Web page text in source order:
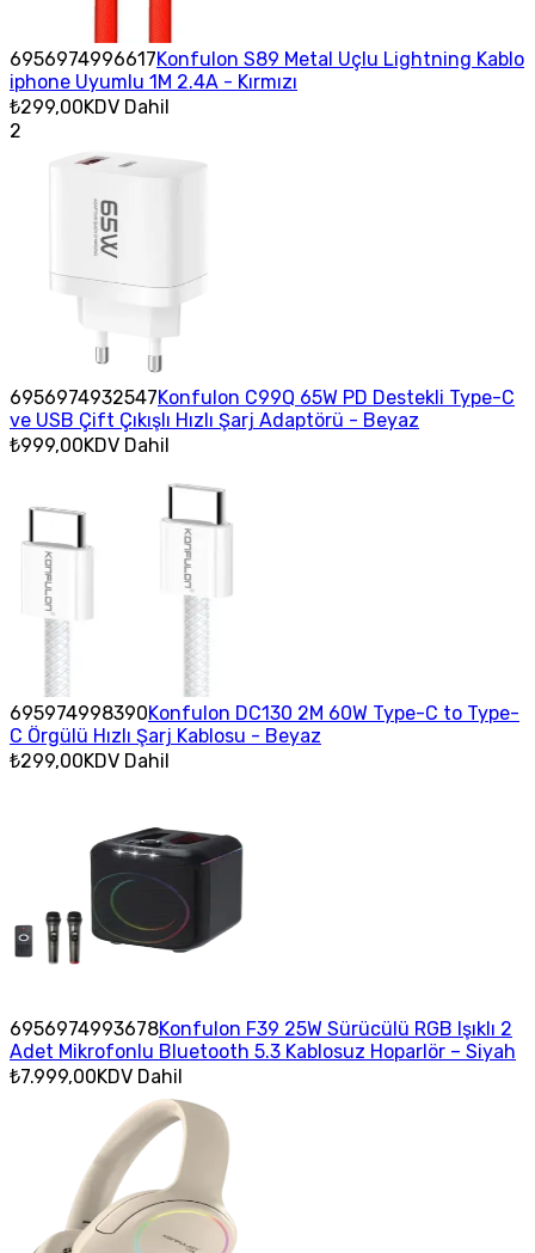
6956974996617Konfulon S89 Metal Uçlu Lightning Kablo
iphone Uyumlu 1M 2.4A - Kırmızı
₺299,00KDV Dahil
2
6956974932547Konfulon C99Q 65W PD Destekli Type-C
ve USB Çift Çıkışlı Hızlı Şarj Adaptörü - Beyaz
₺999,00KDV Dahil
695974998390Konfulon DC130 2M 60W Type-C to Type-
C Örgülü Hızlı Şarj Kablosu - Beyaz
₺299,00KDV Dahil
6956974993678Konfulon F39 25W Sürücülü RGB Işıklı 2
Adet Mikrofonlu Bluetooth 5.3 Kablosuz Hoparlör – Siyah
₺7.999,00KDV Dahil